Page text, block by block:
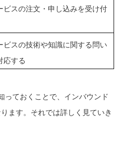
ビスの注文・申し込みを受け付
ビスの技術や知識に関する問い
応する
っておくことで、インバウンド
ます。それでは詳しく見ていき